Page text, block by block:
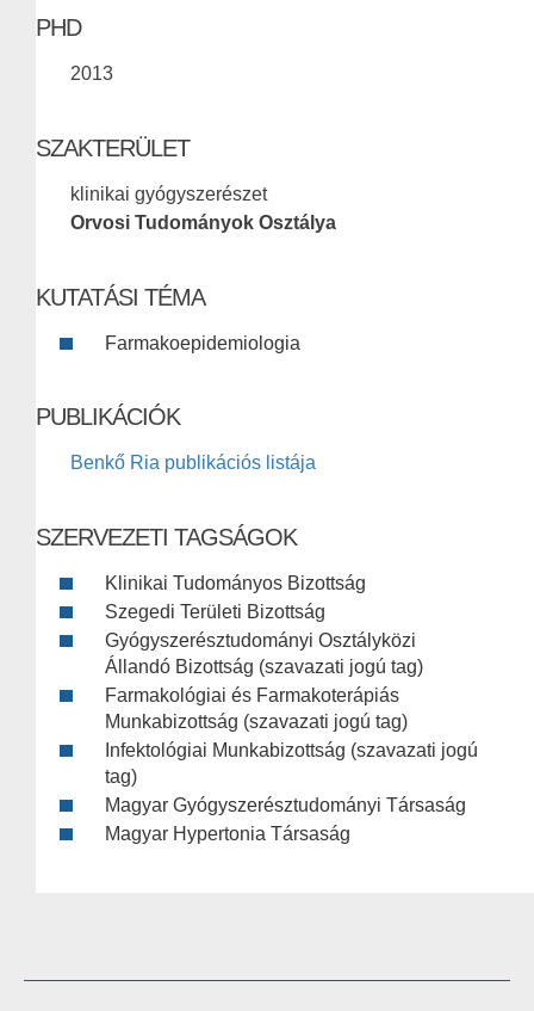
PHD
2013
SZAKTERÜLET
klinikai gyógyszerészet
Orvosi Tudományok Osztálya
KUTATÁSI TÉMA
Farmakoepidemiologia
PUBLIKÁCIÓK
Benkő Ria publikációs listája
SZERVEZETI TAGSÁGOK
Klinikai Tudományos Bizottság
Szegedi Területi Bizottság
Gyógyszerésztudományi Osztályközi
Állandó Bizottság (szavazati jogú tag)
Farmakológiai és Farmakoterápiás
Munkabizottság (szavazati jogú tag)
Infektológiai Munkabizottság (szavazati jogú
tag)
Magyar Gyógyszerésztudományi Társaság
Magyar Hypertonia Társaság